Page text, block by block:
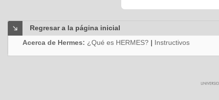
Regresar a la página inicial
Acerca de Hermes: ¿Qué es HERMES? | Instructivos